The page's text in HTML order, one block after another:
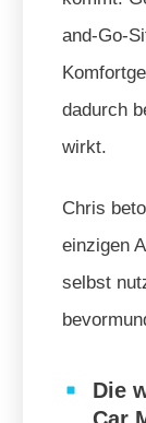
and-Go-
dadurch
wirkt.
Chris
einzigen
selbst
Die